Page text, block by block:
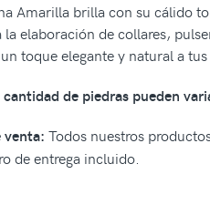
Amarilla brilla con su cálido
la elaboración de collares,
toque elegante y natural a
cantidad de piedras pueden
venta: Todos nuestros
de entrega incluido.